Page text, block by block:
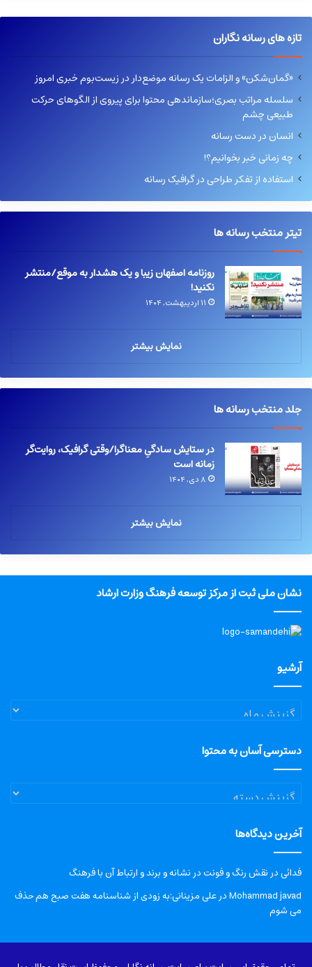
تازه های رسانه نگاران
«گمان‌شکن» و الزامات یک رسانه موضع‌دار در زیست‌بوم خبری امروز
سلسله مراتب بصری؛سازماندهی محتوا برای پیروی از الگوهای حرکت
طبیعی چشم
انسان در دست رسانه
چه زمانی خبر بخوانیم؟!
استفاده از تفکر طراحی در گرافیک رسانه
تیتر منتخب رسانه ها
روزنامه اصفهان زیبا و یک هشدار به موقع/منتشر
نکنید!
۱۱ اردیبهشت, ۱۴۰۴
نمایش بیشتر
جلد منتخب رسانه ها
در ستایش سادگیِ معناگرا/وقتی گرافیک، روایت‌گر
زمانه است
۸ دی, ۱۴۰۴
نمایش بیشتر
نشان ملی ثبت از مرکز توسعه فرهنگ وزارت ارشاد
آرشیو
آرشیو
دسترسی آسان به محتوا
دسترسی
آسان
محتوا
آخرین دیدگاه‌ها
فدائیدرنقش رنگ و فونت در نشانه و برند و ارتباط آن با فرهنگ
Mohammad javadدرعلی مزینانی:به زودی از شناسنامه هفت صبح هم حذف
می شوم